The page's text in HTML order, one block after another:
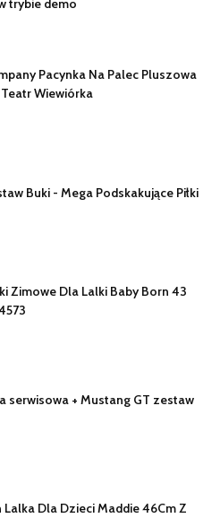
trybie demo
Pacynka Na Palec Pluszowa
Teatr Wiewiórka
Buki - Mega Podskakujące Piłki
Zimowe Dla Lalki Baby Born 43
serwisowa + Mustang GT zestaw
Dla Dzieci Maddie 46Cm Z